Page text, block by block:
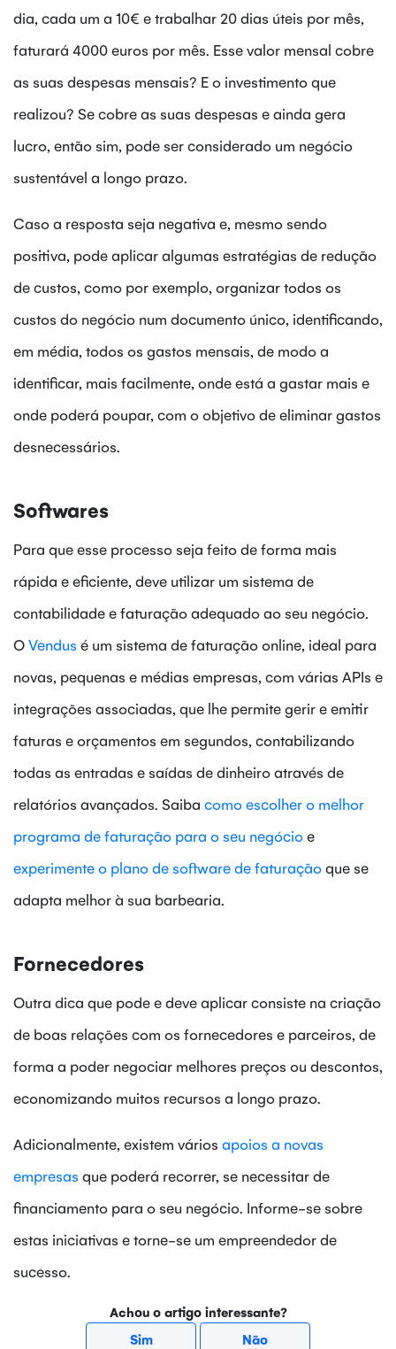
dia, cada um a 10€ e trabalhar 20 dias úteis por mês,
faturará 4000 euros por mês. Esse valor mensal cobre
as suas despesas mensais? E o investimento que
realizou? Se cobre as suas despesas e ainda gera
lucro, então sim, pode ser considerado um negócio
sustentável a longo prazo.
Caso a resposta seja negativa e, mesmo sendo
positiva, pode aplicar algumas estratégias de redução
de custos, como por exemplo, organizar todos os
custos do negócio num documento único, identificando,
em média, todos os gastos mensais, de modo a
identificar, mais facilmente, onde está a gastar mais e
onde poderá poupar, com o objetivo de eliminar gastos
desnecessários.
Softwares
Para que esse processo seja feito de forma mais
rápida e eficiente, deve utilizar um sistema de
contabilidade e faturação adequado ao seu negócio.
OVendus é um sistema de faturação online, ideal para
novas, pequenas e médias empresas, com várias APIs e
integrações associadas, que lhe permite gerir e emitir
faturas e orçamentos em segundos, contabilizando
todas as entradas e saídas de dinheiro através de
relatórios avançados. Saiba como escolher o melhor
programa de faturação para o seu negócioe
experimente o plano de software de faturaçãoque se
adapta melhor à sua barbearia.
Fornecedores
Outra dica que pode e deve aplicar consiste na criação
de boas relações com os fornecedores e parceiros, de
forma a poder negociar melhores preços ou descontos,
economizando muitos recursos a longo prazo.
Adicionalmente, existem vários apoios a novas
empresas que poderá recorrer, se necessitar de
financiamento para o seu negócio. Informe-se sobre
estas iniciativas e torne-se um empreendedor de
sucesso.
Achou o artigo interessante?
Sim
Não